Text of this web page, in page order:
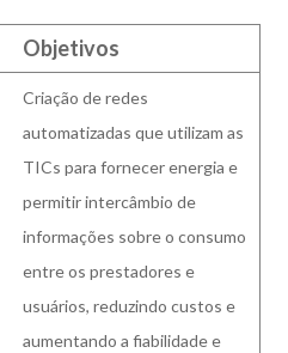
Objetivos
Criação de redes
automatizadas que utilizam as
TICs para fornecer energia e
permitir intercâmbio de
informações sobre o consumo
entre os prestadores e
usuários, reduzindo custos e
aumentando a fiabilidade e